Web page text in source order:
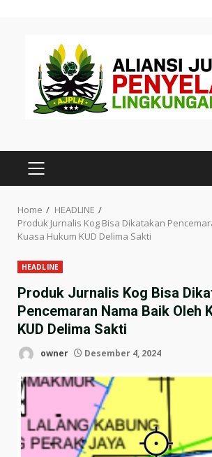
PRIMARY
Home
HEADLINE
Produk Jurnalis Kog Bisa Dikatakan
Kuasa Hukum KUD Delima Sakti
HEADLINE
Produk Jurnalis Kog Bisa
Pencemaran Nama Baik Oleh
KUD Delima Sakti
owner Desember 4, 2024